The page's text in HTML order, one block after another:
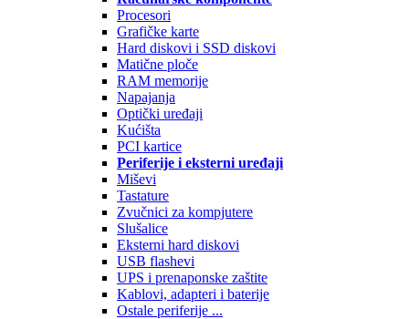
Procesori
Grafičke karte
Hard diskovi i SSD diskovi
Matične ploče
RAM memorije
Napajanja
Optički uređaji
Kućišta
PCI kartice
Periferije i eksterni uređaji
Miševi
Tastature
Zvučnici za kompjutere
Slušalice
Eksterni hard diskovi
USB flashevi
UPS i prenaponske zaštite
Kablovi, adapteri i baterije
Ostale periferije ...